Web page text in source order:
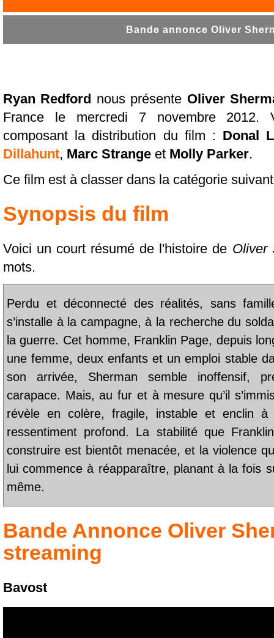
Bande annonce Oliver
Ryan Redford nous présente Oliver
France le mercredi 7 novembre 2012.
composant la distribution du film : Donal
Dillahunt, Marc Strange et Molly Parker.
Ce film est à classer dans la catégorie
Synopsis du film
Voici un court résumé de l'histoire de Oliver
mots.
Perdu et déconnecté des réalités, sans
s’installe à la campagne, à la recherche du
la guerre. Cet homme, Franklin Page, depuis
une femme, deux enfants et un emploi stable
son arrivée, Sherman semble inoffensif,
carapace. Mais, au fur et à mesure qu’il
révèle en colère, fragile, instable et enclin
ressentiment profond. La stabilité que
construire est bientôt menacée, et la violence
lui commence à réapparaître, planant à la fois
même.
Bande Annonce Oliver
streaming
Bavost